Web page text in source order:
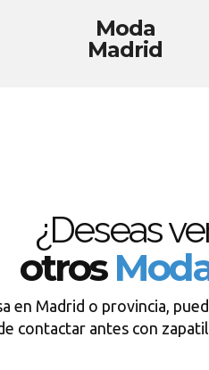
Moda
Madrid
¿Deseas
otros
en Madrid o provincia,
contactar antes con